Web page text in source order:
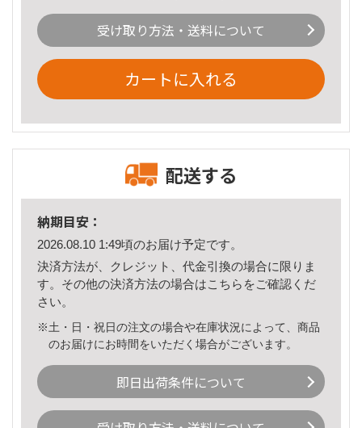
受け取り方法・送料について
カートに入れる
配送する
納期目安：
2026.08.10 1:49頃のお届け予定です。
決済方法が、クレジット、代金引換の場合に限りま
す。その他の決済方法の場合はこちら をご確認くだ
さい。
※土・日・祝日の注文の場合や在庫状況によって、商品
のお届けにお時間をいただく場合がございます。
即日出荷条件について